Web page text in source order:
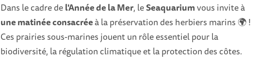
Dans le cadre del'Année de la Mer, leSeaquariumvous invite à
une matinée consacréeà la préservation des herbiers marins 🌍 !
Ces prairies sous-marines jouent un rôle essentiel pour la
biodiversité, la régulation climatique et la protection des côtes.